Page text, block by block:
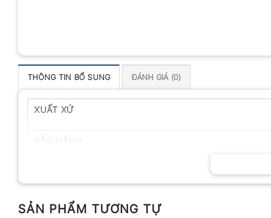
THÔNG TIN BỔ SUNG ĐÁNH GIÁ (0)
XUẤT XỨ
SẢN PHẨM TƯƠNG TỰ